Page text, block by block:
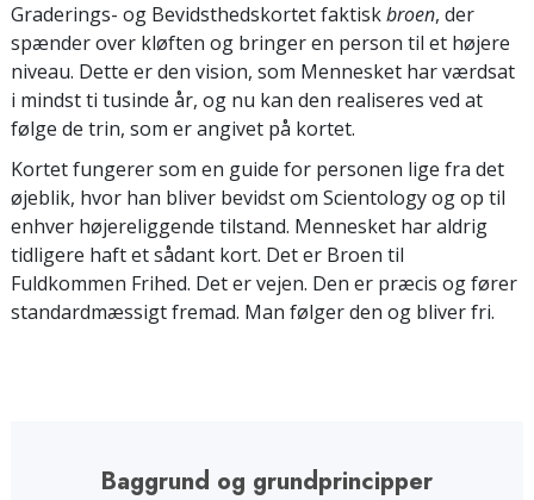
Graderings- og Bevidsthedskortet faktiskbroen, der
spænder over kløften og bringer en person til et højere
niveau. Dette er den vision, som Mennesket har værdsat
i mindst ti tusinde år, og nu kan den realiseres ved at
følge de trin, som er angivet på kortet.
Kortet fungerer som en guide for personen lige fra det
øjeblik, hvor han bliver bevidst om Scientology og op til
enhver højereliggende tilstand. Mennesket har aldrig
tidligere haft et sådant kort. Det er Broen til
Fuldkommen Frihed. Det er vejen. Den er præcis og fører
standardmæssigt fremad. Man følger den og bliver fri.
Baggrund og grundprincipper